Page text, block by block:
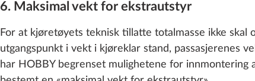
Mer informasjonKjøkkenvifte DOMETIC med
Hobby 10-trinns
hastighetsregulering
6. Maksimal vekt for ekstrautstyr
For at kjøretøyets teknisk tillatte totalmasse ikke
utgangspunkt i vekt i kjøreklar stand, passasjerenes
har HOBBY begrenset mulighetene for